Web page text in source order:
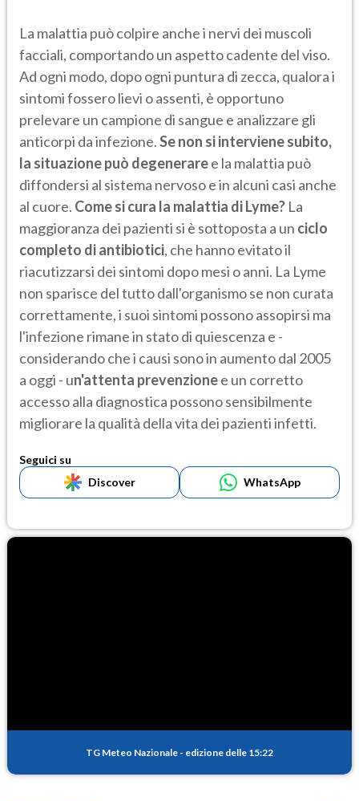
La malattia può colpire anche i nervi dei muscoli
facciali, comportando un aspetto cadente del viso.
Ad ogni modo, dopo ogni puntura di zecca, qualora i
sintomi fossero lievi o assenti, è opportuno
prelevare un campione di sangue e analizzare gli
anticorpi da infezione.Se non si interviene subito,
la situazione può degeneraree la malattia può
diffondersi al sistema nervoso e in alcuni casi anche
al cuore. Come si cura la malattia di Lyme? La
maggioranza dei pazienti si è sottoposta a un ciclo
completo di antibiotici, che hanno evitato il
riacutizzarsi dei sintomi dopo mesi o anni. La Lyme
non sparisce del tutto dall'organismo se non curata
correttamente, i suoi sintomi possono assopirsi ma
l'infezione rimane in stato di quiescenza e -
considerando che i causi sono in aumento dal 2005
a oggi - un'attenta prevenzionee un corretto
accesso alla diagnostica possono sensibilmente
migliorare la qualità della vita dei pazienti infetti.
Seguici su
Discover
WhatsApp
TG Meteo Nazionale - edizione delle 15:22